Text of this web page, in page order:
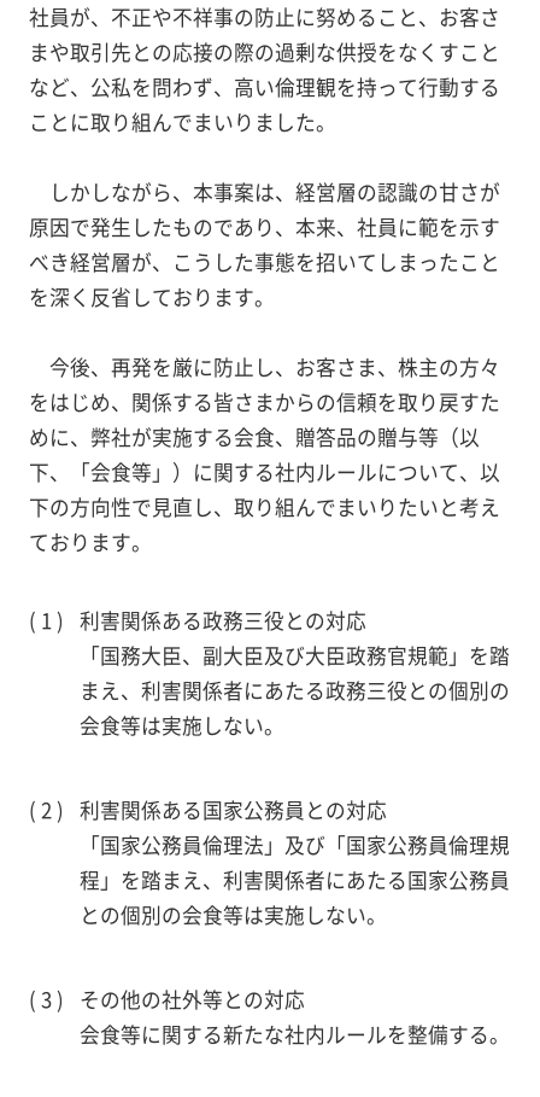
社員が、不正や不祥事の防止に努めること、お客さ
まや取引先との応接の際の過剰な供授をなくすこと
など、公私を問わず、高い倫理観を持って行動する
ことに取り組んでまいりました。
しかしながら、本事案は、経営層の認識の甘さが
原因で発生したものであり、本来、社員に範を示す
べき経営層が、こうした事態を招いてしまったこと
を深く反省しております。
今後、再発を厳に防止し、お客さま、株主の方々
をはじめ、関係する皆さまからの信頼を取り戻すた
めに、弊社が実施する会食、贈答品の贈与等（以
下、「会食等」）に関する社内ルールについて、以
下の方向性で見直し、取り組んでまいりたいと考え
ております。
利害関係ある政務三役との対応
「国務大臣、副大臣及び大臣政務官規範」を踏
まえ、利害関係者にあたる政務三役との個別の
会食等は実施しない。
利害関係ある国家公務員との対応
「国家公務員倫理法」及び「国家公務員倫理規
程」を踏まえ、利害関係者にあたる国家公務員
との個別の会食等は実施しない。
その他の社外等との対応
会食等に関する新たな社内ルールを整備する。